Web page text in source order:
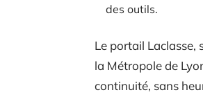
des outils.
Le portail Laclasse,
la Métropole de
continuité, sans